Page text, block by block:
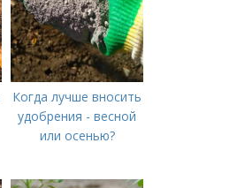
Когда лучше вносить
удобрения - весной
или осенью?